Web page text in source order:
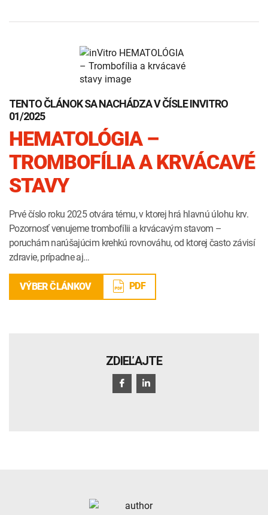
TENTO ČLÁNOK SA NACHÁDZA V ČÍSLE INVITRO
01/2025
HEMATOLÓGIA –
TROMBOFÍLIA A KRVÁCAVÉ
STAVY
Prvé číslo roku 2025 otvára tému, v ktorej hrá hlavnú úlohu krv.
Pozornosť venujeme trombofílii a krvácavým stavom –
poruchám narúšajúcim krehkú rovnováhu, od ktorej často závisí
zdravie, prípadne aj…
VÝBER ČLÁNKOV PDF
ZDIEĽAJTE